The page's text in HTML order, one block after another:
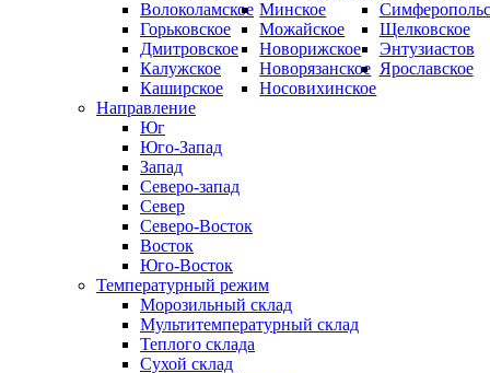
Волоколамское
Горьковское
Дмитровское
Калужское
Каширское
Минское
Можайское
Новорижское
Новорязанское
Носовихинское
Щелковское
Энтузиастов
Ярославское
Направление
Юг
Юго-Запад
Запад
Северо-запад
Север
Северо-Восток
Восток
Юго-Восток
Температурный режим
Морозильный склад
Мультитемпературный склад
Теплого склада
Сухой склад